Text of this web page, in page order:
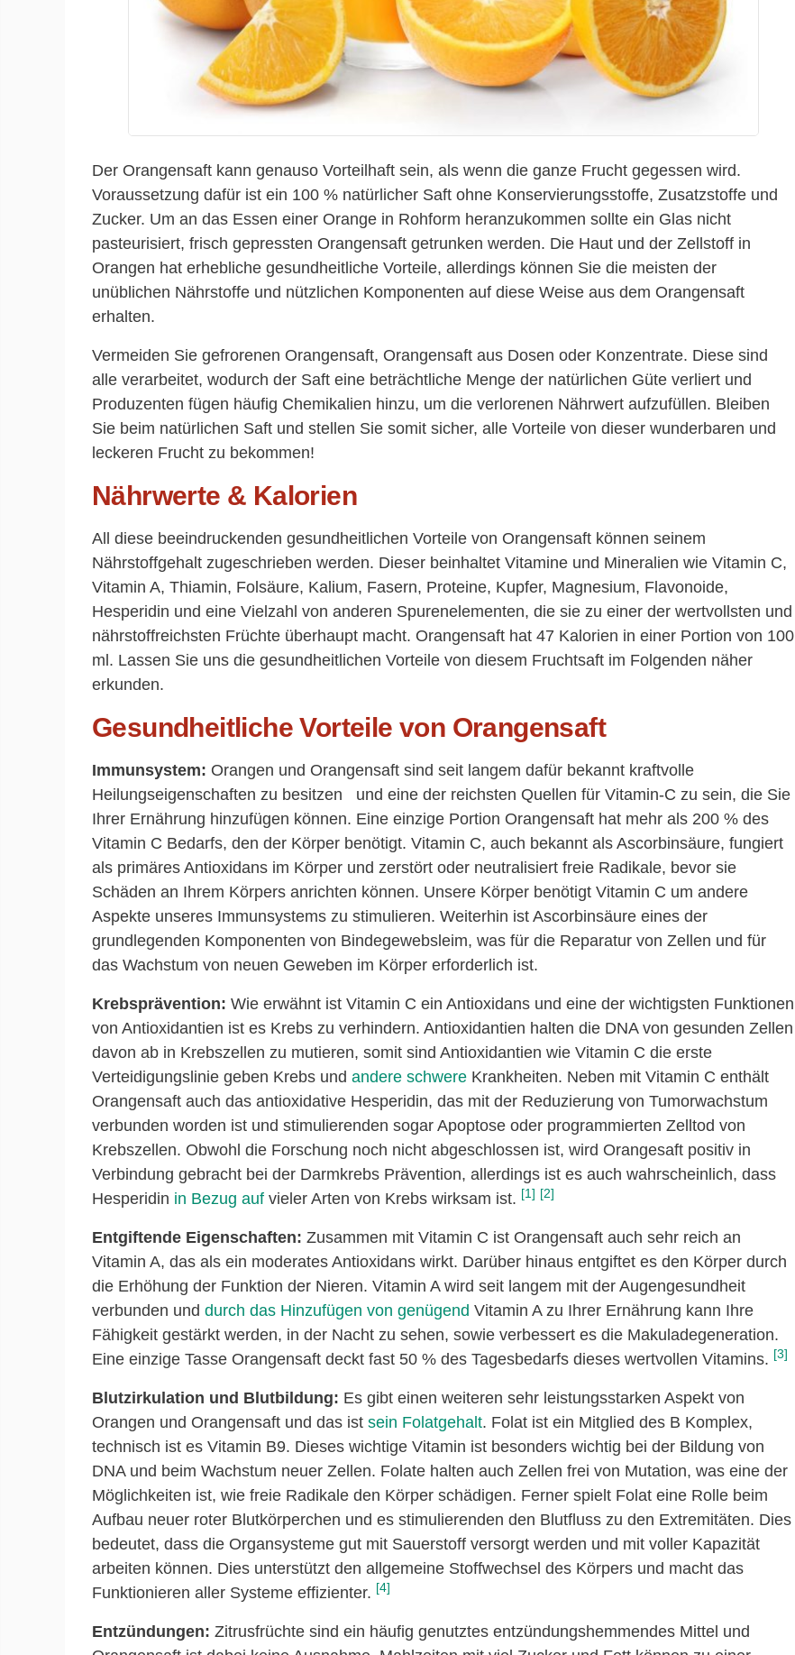
Der Orangensaft kann genauso Vorteilhaft sein, als wenn die ganze Frucht gegessen wird.
Voraussetzung dafür ist ein 100 % natürlicher Saft ohne Konservierungsstoffe, Zusatzstoffe und
Zucker. Um an das Essen einer Orange in Rohform heranzukommen sollte ein Glas nicht
pasteurisiert, frisch gepressten Orangensaft getrunken werden. Die Haut und der Zellstoff in
Orangen hat erhebliche gesundheitliche Vorteile, allerdings können Sie die meisten der
unüblichen Nährstoffe und nützlichen Komponenten auf diese Weise aus dem Orangensaft
erhalten.
Vermeiden Sie gefrorenen Orangensaft, Orangensaft aus Dosen oder Konzentrate. Diese sind
alle verarbeitet, wodurch der Saft eine beträchtliche Menge der natürlichen Güte verliert und
Produzenten fügen häufig Chemikalien hinzu, um die verlorenen Nährwert aufzufüllen. Bleiben
Sie beim natürlichen Saft und stellen Sie somit sicher, alle Vorteile von dieser wunderbaren und
leckeren Frucht zu bekommen!
Nährwerte & Kalorien
All diese beeindruckenden gesundheitlichen Vorteile von Orangensaft können seinem
Nährstoffgehalt zugeschrieben werden. Dieser beinhaltet Vitamine und Mineralien wie Vitamin C,
Vitamin A, Thiamin, Folsäure, Kalium, Fasern, Proteine, Kupfer, Magnesium, Flavonoide,
Hesperidin und eine Vielzahl von anderen Spurenelementen, die sie zu einer der wertvollsten und
nährstoffreichsten Früchte überhaupt macht. Orangensaft hat 47 Kalorien in einer Portion von 100
ml. Lassen Sie uns die gesundheitlichen Vorteile von diesem Fruchtsaft im Folgenden näher
erkunden.
Gesundheitliche Vorteile von Orangensaft
Immunsystem: Orangen und Orangensaft sind seit langem dafür bekannt kraftvolle
Heilungseigenschaften zu besitzen und eine der reichsten Quellen für Vitamin-C zu sein, die Sie
Ihrer Ernährung hinzufügen können. Eine einzige Portion Orangensaft hat mehr als 200 % des
Vitamin C Bedarfs, den der Körper benötigt. Vitamin C, auch bekannt als Ascorbinsäure, fungiert
als primäres Antioxidans im Körper und zerstört oder neutralisiert freie Radikale, bevor sie
Schäden an Ihrem Körpers anrichten können. Unsere Körper benötigt Vitamin C um andere
Aspekte unseres Immunsystems zu stimulieren. Weiterhin ist Ascorbinsäure eines der
grundlegenden Komponenten von Bindegewebsleim, was für die Reparatur von Zellen und für
das Wachstum von neuen Geweben im Körper erforderlich ist.
Krebsprävention: Wie erwähnt ist Vitamin C ein Antioxidans und eine der wichtigsten Funktionen
von Antioxidantien ist es Krebs zu verhindern. Antioxidantien halten die DNA von gesunden Zellen
davon ab in Krebszellen zu mutieren, somit sind Antioxidantien wie Vitamin C die erste
Verteidigungslinie geben Krebs und andere schwere Krankheiten. Neben mit Vitamin C enthält
Orangensaft auch das antioxidative Hesperidin, das mit der Reduzierung von Tumorwachstum
verbunden worden ist und stimulierenden sogar Apoptose oder programmierten Zelltod von
Krebszellen. Obwohl die Forschung noch nicht abgeschlossen ist, wird Orangesaft positiv in
Verbindung gebracht bei der Darmkrebs Prävention, allerdings ist es auch wahrscheinlich, dass
Hesperidin in Bezug auf vieler Arten von Krebs wirksam ist. [1] [2]
Entgiftende Eigenschaften: Zusammen mit Vitamin C ist Orangensaft auch sehr reich an
Vitamin A, das als ein moderates Antioxidans wirkt. Darüber hinaus entgiftet es den Körper durch
die Erhöhung der Funktion der Nieren. Vitamin A wird seit langem mit der Augengesundheit
verbunden und durch das Hinzufügen von genügend Vitamin A zu Ihrer Ernährung kann Ihre
Fähigkeit gestärkt werden, in der Nacht zu sehen, sowie verbessert es die Makuladegeneration.
Eine einzige Tasse Orangensaft deckt fast 50 % des Tagesbedarfs dieses wertvollen Vitamins. [3]
Blutzirkulation und Blutbildung: Es gibt einen weiteren sehr leistungsstarken Aspekt von
Orangen und Orangensaft und das ist sein Folatgehalt. Folat ist ein Mitglied des B Komplex,
technisch ist es Vitamin B9. Dieses wichtige Vitamin ist besonders wichtig bei der Bildung von
DNA und beim Wachstum neuer Zellen. Folate halten auch Zellen frei von Mutation, was eine der
Möglichkeiten ist, wie freie Radikale den Körper schädigen. Ferner spielt Folat eine Rolle beim
Aufbau neuer roter Blutkörperchen und es stimulierenden den Blutfluss zu den Extremitäten. Dies
bedeutet, dass die Organsysteme gut mit Sauerstoff versorgt werden und mit voller Kapazität
arbeiten können. Dies unterstützt den allgemeine Stoffwechsel des Körpers und macht das
Funktionieren aller Systeme effizienter. [4]
Entzündungen: Zitrusfrüchte sind ein häufig genutztes entzündungshemmendes Mittel und